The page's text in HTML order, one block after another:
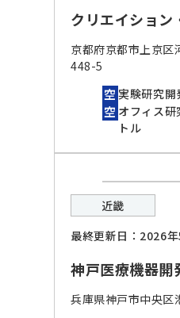
クリエイション
京都府京都市上京区
448-5
実験研究
オフィス
トル
近畿
最終更新日：2026
神戸医療機器開
兵庫県神戸市中央